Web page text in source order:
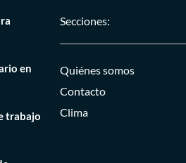
en
trabajo
Secciones:
Quiénes somos
Contacto
Clima